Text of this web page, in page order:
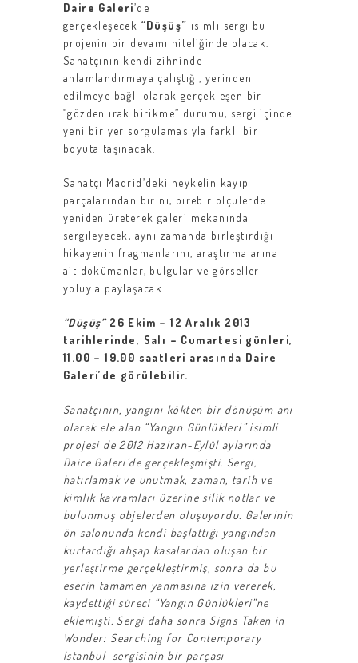
Daire Galeri’de
gerçekleşecek “Düşüş” isimli sergi bu
projenin bir devamı niteliğinde olacak.
Sanatçının kendi zihninde
anlamlandırmaya çalıştığı, yerinden
edilmeye bağlı olarak gerçekleşen bir
“gözden ırak birikme” durumu, sergi içinde
yeni bir yer sorgulamasıyla farklı bir
boyuta taşınacak.
Sanatçı Madrid’deki heykelin kayıp
parçalarından birini, birebir ölçülerde
yeniden üreterek galeri mekanında
sergileyecek, aynı zamanda birleştirdiği
hikayenin fragmanlarını, araştırmalarına
ait dokümanlar, bulgular ve görseller
yoluyla paylaşacak.
“Düşüş”26 Ekim – 12 Aralık 2013
tarihlerinde, Salı – Cumartesi günleri,
11.00 – 19.00 saatleri arasında Daire
Galeri’de görülebilir.
Sanatçının, yangını kökten bir dönüşüm anı
olarak ele alan “Yangın Günlükleri” isimli
projesi de 2012 Haziran-Eylül aylarında
Daire Galeri’de gerçekleşmişti. Sergi,
hatırlamak ve unutmak, zaman, tarih ve
kimlik kavramları üzerine silik notlar ve
bulunmuş objelerden oluşuyordu. Galerinin
ön salonunda kendi başlattığı yangından
kurtardığı ahşap kasalardan oluşan bir
yerleştirme gerçekleştirmiş, sonra da bu
eserin tamamen yanmasına izin vererek,
kaydettiği süreci “Yangın Günlükleri”ne
eklemişti. Sergi daha sonra Signs Taken in
Wonder: Searching for Contemporary
Istanbul sergisinin bir parçası